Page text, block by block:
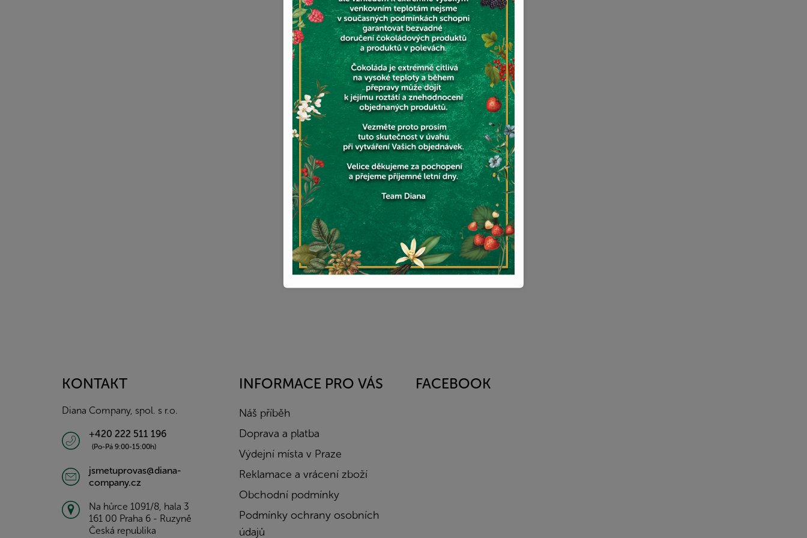
KONTAKT
Diana Company, spol. s r.o.
+420 222 511 196
(Po-Pá 9:00-15:00h)
jsmetuprovas@diana-
company.cz
Na hůrce 1091/8, hala 3
161 00 Praha 6 - Ruzyně
Česká republika
INFORMACE PRO VÁS
Náš příběh
Doprava a platba
Výdejní místa v Praze
Reklamace a vrácení zboží
Obchodní podmínky
Podmínky ochrany osobních
údajů
FACEBOOK